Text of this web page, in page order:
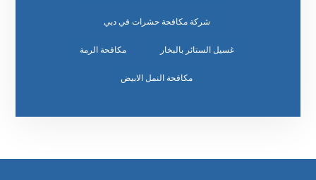
شركة مكافحة حشرات في دبي
غسيل الستائر بالبخار مكافحة الرمة
مكافحة النمل الابيض